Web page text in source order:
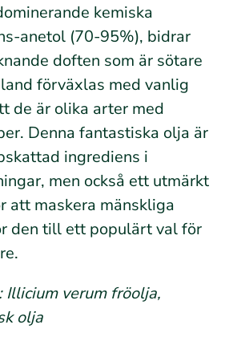
kemiska
anetol (70-95%), bidrar
doften som är sötare
förväxlas med vanlig
de är olika arter med
Denna fantastiska olja är
ingrediens i
men också ett utmärkt
att maskera mänskliga
den till ett populärt val för
Illicium verum fröolja,
olja